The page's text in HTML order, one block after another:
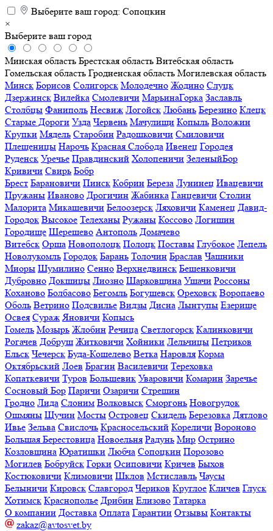
Выберите ваш город: Сопоцкин
×
Выберите ваш город
Минская область Брестская область Витебская область
Гомельская область Гродненская область Могилевская область
Минск Борисов Солигорск Молодечно Жодино Слуцк
Дзержинск Вилейка Смолевичи МарьинаГорка Заславль
Столбцы Фаниполь Несвиж Логойск Любань Березино Клецк
Старые Дороги Узда Червень Мачулищи Копыль Воложин
Крупки Мядель Старобин Радошковичи Смиловичи
Плещеницы Нарочь Красная Слобода Ивенец Городея
Руденск Уречье Правдинский Холопеничи ЗеленыйБор
Кривичи Свирь Бобр
Брест Барановичи Пинск Кобрин Береза Лунинец Ивацевичи
Пружаны Иваново Дрогичин Жабинка Ганцевичи Столин
Малорита Микашевичи Белоозерск Ляховичи Каменец Давид-
Городок Высокое Телеханы Ружаны Коссово Логишин
Городище Шерешево Антополь Домачево
Витебск Орша Новополоцк Полоцк Поставы Глубокое Лепель
Новолукомль Городок Барань Толочин Браслав Чашники
Миоры Шумилино Сенно Верхнедвинск Бешенковичи
Дубровно Докшицы Лиозно Шарковщина Ушачи Россоны
Коханово Болбасово Бегомль Богушевск Ореховск Воропаево
Оболь Ветрино Подсвилье Видзы Дисна Лынтупы Езерище
Освея Сураж Яновичи Копысь
Гомель Мозырь Жлобин Речица Светлогорск Калинковичи
Рогачев Добруш Житковичи Хойники Лельчицы Петриков
Ельск Чечерск Буда-Кошелево Ветка Наровля Корма
Октябрьский Лоев Брагин Василевичи Тереховка
Копаткевичи Туров Большевик Уваровичи Комарин Заречье
Сосновый Бор Паричи Озаричи Стрешин
Гродно Лида Слоним Волковыск Сморгонь Новогрудок
Ошмяны Щучин Мосты Островец Скидель Березовка Дятлово
Ивье Зельва Свислочь Красносельский Кореличи Вороново
Большая Берестовица Новоельня Радунь Мир Острино
Козловщина Юратишки Любча Сопоцкин Порозово
Могилев Бобруйск Горки Осиповичи Кричев Быхов
Костюковичи Климовичи Шклов Мстиславль Чаусы
Белыничи Кировск Славгород Чериков Круглое Кличев Глуск
Хотимск Краснополье Дрибин Елизово Татарка
О компании Доставка Оплата Гарантии Отзывы Контакты
zakaz@avtosvet.by